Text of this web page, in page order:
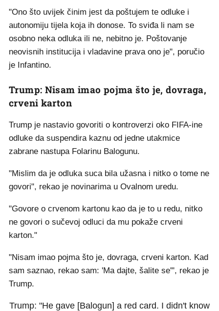
"Ono što uvijek činim jest da poštujem te odluke i
autonomiju tijela koja ih donose. To sviđa li nam se
osobno neka odluka ili ne, nebitno je. Poštovanje
neovisnih institucija i vladavine prava ono je", poručio
je Infantino.
Trump: Nisam imao pojma što je, dovraga,
crveni karton
Trump je nastavio govoriti o kontroverzi oko FIFA-ine
odluke da suspendira kaznu od jedne utakmice
zabrane nastupa Folarinu Balogunu.
"Mislim da je odluka suca bila užasna i nitko o tome ne
govori", rekao je novinarima u Ovalnom uredu.
"Govore o crvenom kartonu kao da je to u redu, nitko
ne govori o sučevoj odluci da mu pokaže crveni
karton."
"Nisam imao pojma što je, dovraga, crveni karton. Kad
sam saznao, rekao sam: 'Ma dajte, šalite se'", rekao je
Trump.
Trump: "He gave [Balogun] a red card. I didn't know